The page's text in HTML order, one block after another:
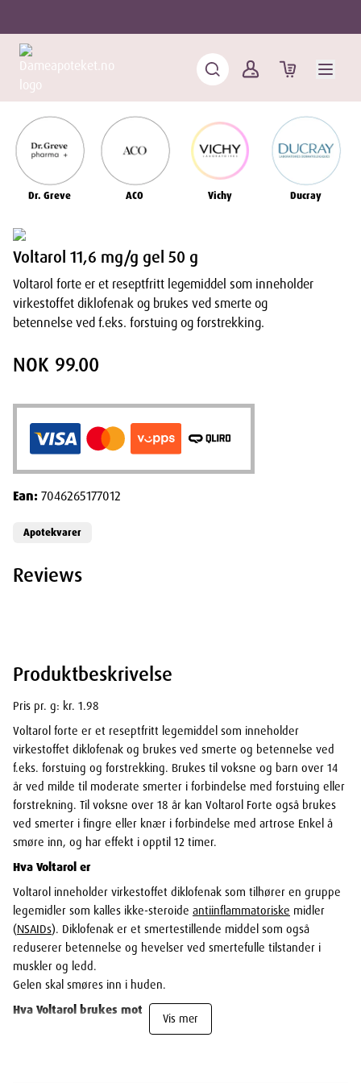
Dr. Greve ACO Vichy Ducray
Produktbeskrivelse
Pris pr. g: kr. 1.98
Voltarol forte er et reseptfritt legemiddel som inneholder
virkestoffet diklofenak og brukes ved smerte og betennelse ved
f.eks. forstuing og forstrekking. Brukes til voksne og barn over 14
år ved milde til moderate smerter i forbindelse med forstuing eller
forstrekning. Til voksne over 18 år kan Voltarol Forte også brukes
ved smerter i fingre eller knær i forbindelse med artrose Enkel å
smøre inn, og har effekt i opptil 12 timer.
Hva Voltarol er
Voltarol inneholder virkestoffet diklofenak som tilhører en gruppe
legemidler som kalles ikke-steroide antiinflammatoriske midler
(NSAIDs). Diklofenak er et smertestillende middel som også
reduserer betennelse og hevelser ved smertefulle tilstander i
muskler og ledd.
Gelen skal smøres inn i huden.
Hva Voltarol brukes mot
Voksne over 18 år: korttidsbehandling av milde til moderate
Vis mer
Voltarol 11,6 mg/g gel 50 g
Voltarol forte er et reseptfritt legemiddel som inneholder
virkestoffet diklofenak og brukes ved smerte og
betennelse ved f.eks. forstuing og forstrekking.
NOK 99.00
Ean:7046265177012
Apotekvarer
Reviews